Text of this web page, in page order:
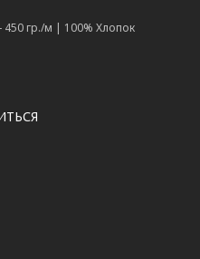
450 гр./м | 100% Хлопок